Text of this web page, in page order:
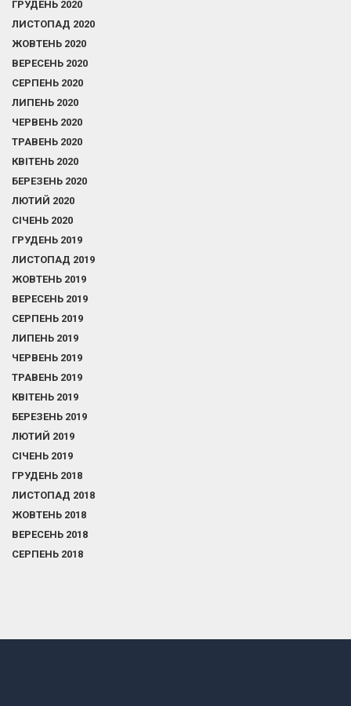
ГРУДЕНЬ 2020
ЛИСТОПАД 2020
ЖОВТЕНЬ 2020
ВЕРЕСЕНЬ 2020
СЕРПЕНЬ 2020
ЛИПЕНЬ 2020
ЧЕРВЕНЬ 2020
ТРАВЕНЬ 2020
КВІТЕНЬ 2020
БЕРЕЗЕНЬ 2020
ЛЮТИЙ 2020
СІЧЕНЬ 2020
ГРУДЕНЬ 2019
ЛИСТОПАД 2019
ЖОВТЕНЬ 2019
ВЕРЕСЕНЬ 2019
СЕРПЕНЬ 2019
ЛИПЕНЬ 2019
ЧЕРВЕНЬ 2019
ТРАВЕНЬ 2019
КВІТЕНЬ 2019
БЕРЕЗЕНЬ 2019
ЛЮТИЙ 2019
СІЧЕНЬ 2019
ГРУДЕНЬ 2018
ЛИСТОПАД 2018
ЖОВТЕНЬ 2018
ВЕРЕСЕНЬ 2018
СЕРПЕНЬ 2018